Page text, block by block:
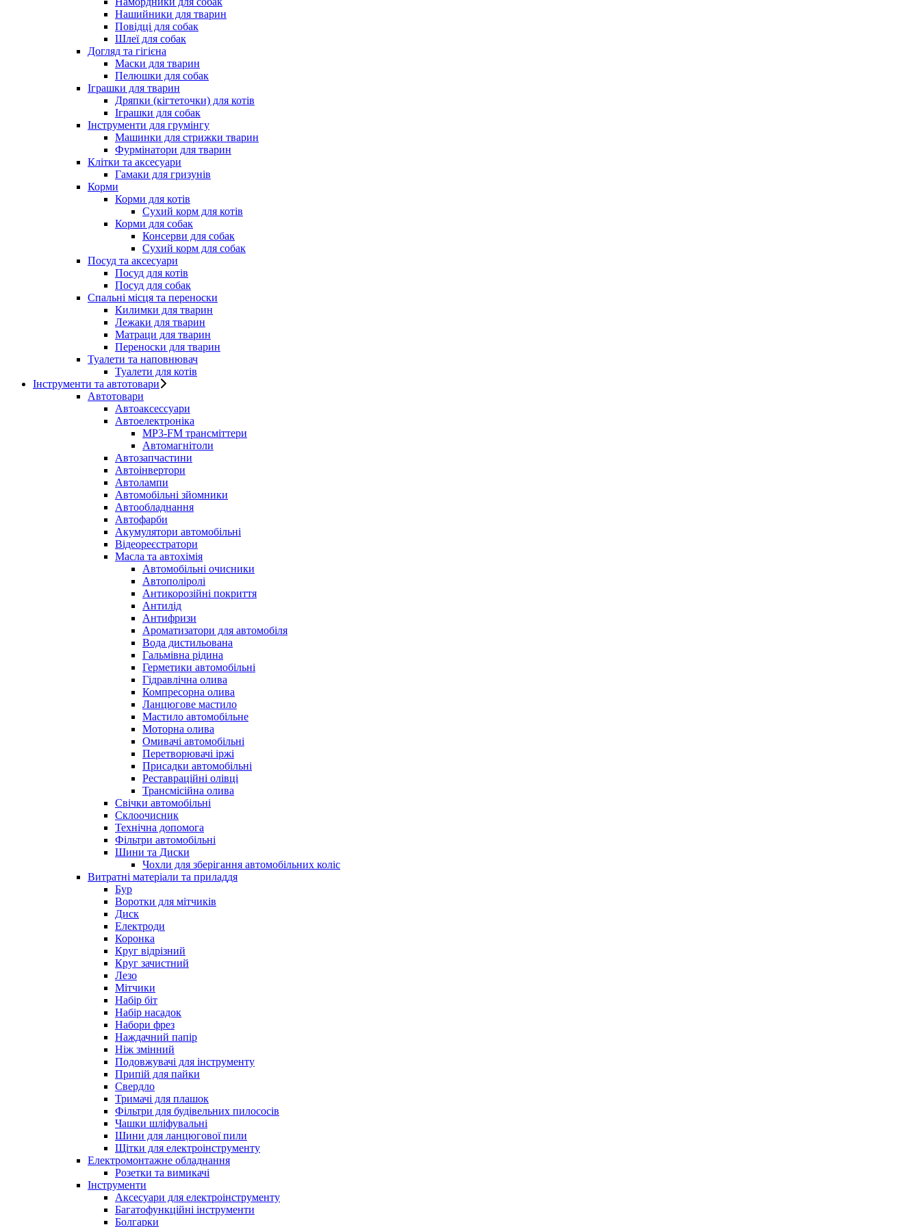
Нашийники для тварин
Повідці для собак
Шлеї для собак
Догляд та гігієна
Маски для тварин
Пелюшки для собак
Іграшки для тварин
Дряпки (кігтеточки) для котів
Іграшки для собак
Інструменти для грумінгу
Машинки для стрижки тварин
Фурмінатори для тварин
Клітки та аксесуари
Гамаки для гризунів
Корми
Корми для котів
Сухий корм для котів
Корми для собак
Консерви для собак
Сухий корм для собак
Посуд та аксесуари
Посуд для котів
Посуд для собак
Спальні місця та переноски
Килимки для тварин
Лежаки для тварин
Матраци для тварин
Переноски для тварин
Туалети та наповнювач
Туалети для котів
Інструменти та автотовари
Автотовари
Автоаксессуари
Автоелектроніка
MP3-FM трансміттери
Автомагнітоли
Автозапчастини
Автоінвертори
Автолампи
Автомобільні зйомники
Автообладнання
Автофарби
Акумулятори автомобільні
Відеореєстратори
Масла та автохімія
Автомобільні очисники
Автополіролі
Антикорозійні покриття
Антилід
Антифризи
Ароматизатори для автомобіля
Вода дистильована
Гальмівна рідина
Герметики автомобільні
Гідравлічна олива
Компресорна олива
Ланцюгове мастило
Мастило автомобільне
Моторна олива
Омивачі автомобільні
Перетворювачі іржі
Присадки автомобільні
Реставраційні олівці
Трансмісійна олива
Свічки автомобільні
Склоочисник
Технічна допомога
Фільтри автомобільні
Шини та Диски
Чохли для зберігання автомобільних коліс
Витратні матеріали та приладдя
Бур
Воротки для мітчиків
Диск
Електроди
Коронка
Круг відрізний
Круг зачистний
Лезо
Мітчики
Набір біт
Набір насадок
Набори фрез
Наждачний папір
Ніж змінний
Подовжувачі для інструменту
Припій для пайки
Свердло
Тримачі для плашок
Фільтри для будівельних пилососів
Чашки шліфувальні
Шини для ланцюгової пили
Щітки для електроінструменту
Електромонтажне обладнання
Розетки та вимикачі
Інструменти
Аксесуари для електроінструменту
Багатофункційні інструменти
Болгарки